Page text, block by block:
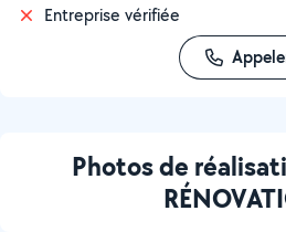
Entreprise vérifiée
Photos de